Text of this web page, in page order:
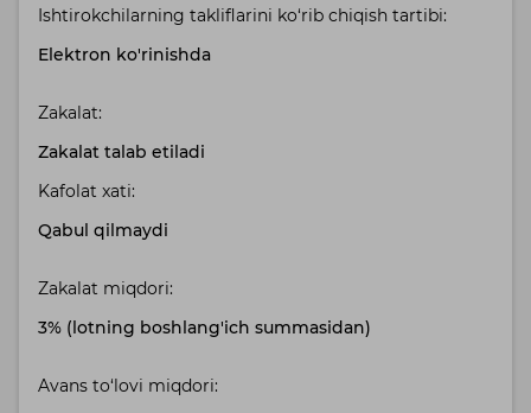
Ishtirokchilarning takliflarini ko‘rib chiqish tartibi:
Elektron ko'rinishda
Zakalat:
Zakalat talab etiladi
Kafolat xati:
Qabul qilmaydi
Zakalat miqdori:
3% (lotning boshlang'ich summasidan)
Avans to‘lovi miqdori: